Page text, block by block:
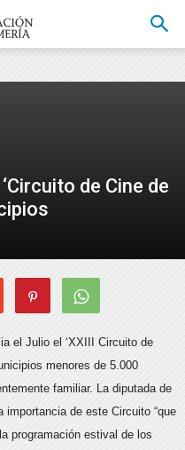
de Cine de
el Julio el ‘XXIII Circuito de
menores de 5.000
familiar. La diputada de
de este Circuito “que
programación estival de los